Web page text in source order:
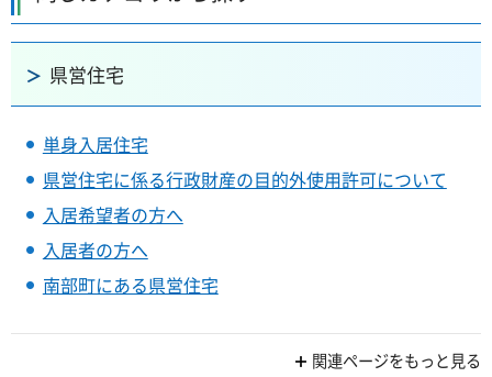
県営住宅
単身入居住宅
県営住宅に係る行政財産の目的外使用許可について
入居希望者の方へ
入居者の方へ
南部町にある県営住宅
関連ページをもっと見る